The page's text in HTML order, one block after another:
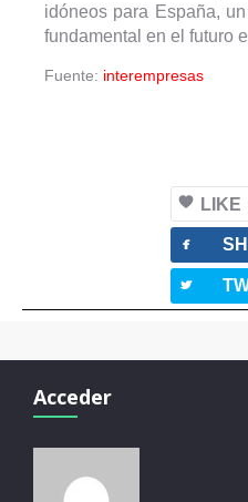
idóneos para España,
fundamental en el futuro
Fuente: interempresas
LIKE
facebook
twitterbird
Acceder